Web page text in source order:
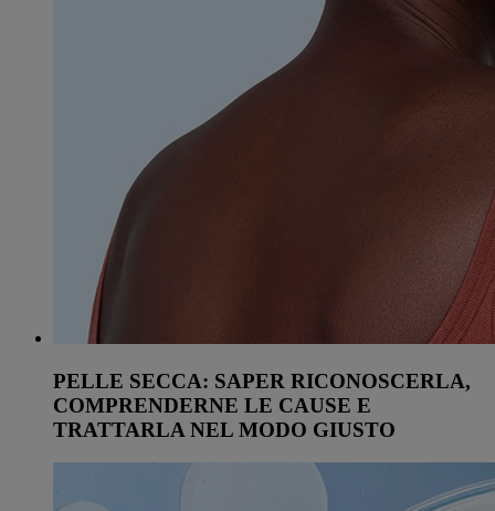
PELLE SECCA: SAPER RICONOSCERLA,
COMPRENDERNE LE CAUSE E
TRATTARLA NEL MODO GIUSTO